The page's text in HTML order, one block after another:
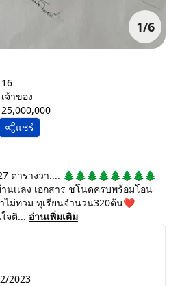
1/6
16
เจ้าของ
25,000,000
แชร์
ตารางวา.... 🌲🌲🌲🌲🌲🌲🌲🌲
เเลง เอกสาร ชโนดครบพร้อมโอน
ไม่ท่วม ทุเรียนจำนวน320ต้น❤️
จติ... อ่านเพิ่มเติม
2023